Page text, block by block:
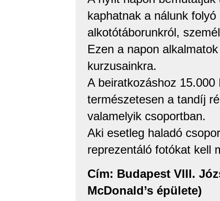
kaphatnak a nálunk
alkotótáborunkról,
Ezen a napon
kurzusainkra.
A beiratkozáshoz
természetesen a tandíj
valamelyik csoportban.
Aki esetleg haladó
reprezentáló fotókat kell
Cím: Budapest VIII.
McDonald’s épülete)